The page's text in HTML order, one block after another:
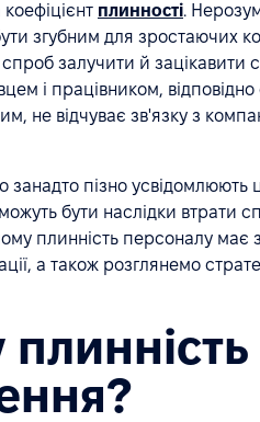
плинності.
згубним для зростаючих
спроб залучити й зацікавити
і працівником,
не відчуває зв'язку з
занадто пізно
бути наслідки втрати
плинність персоналу має
а також розглянемо